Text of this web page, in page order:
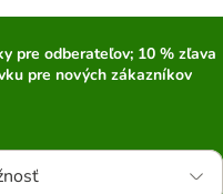
pre odberateľov; 10 % zľava
pre nových zákazníkov